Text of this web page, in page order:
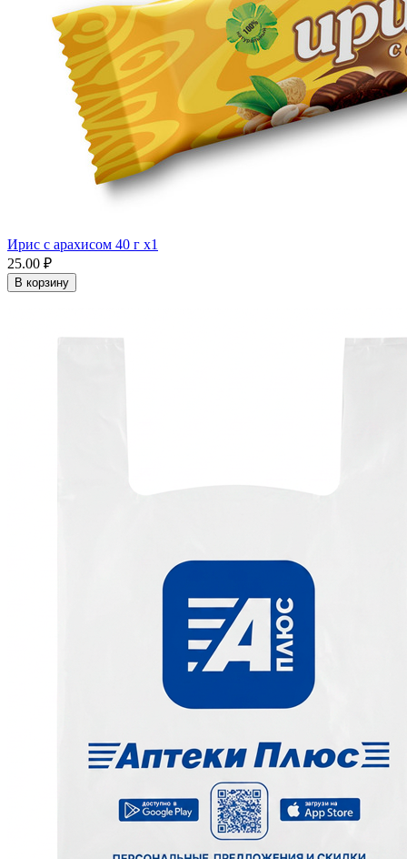
Ирис с арахисом 40 г x1
25.00 ₽
В корзину